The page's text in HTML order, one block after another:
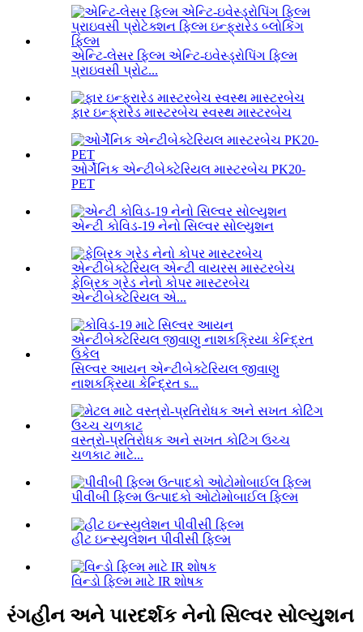
એન્ટિ-લેસર ફિલ્મ એન્ટિ-ઇવેસ્ડ્રોપિંગ ફિલ્મ
પ્રાઇવસી પ્રોટ...
ફાર ઇન્ફ્રારેડ માસ્ટરબેચ સ્વસ્થ માસ્ટરબેચ
ઓર્ગેનિક એન્ટીબેક્ટેરિયલ માસ્ટરબેચ PK20-
PET
એન્ટી કોવિડ-19 નેનો સિલ્વર સોલ્યુશન
ફેબ્રિક ગ્રેડ નેનો કોપર માસ્ટરબેચ
એન્ટીબેક્ટેરિયલ એ...
સિલ્વર આયન એન્ટીબેક્ટેરિયલ જીવાણુ
નાશકક્રિયા કેન્દ્રિત s...
વસ્ત્રો-પ્રતિરોધક અને સખત કોટિંગ ઉચ્ચ
ચળકાટ માટે...
પીવીબી ફિલ્મ ઉત્પાદકો ઓટોમોબાઈલ ફિલ્મ
હીટ ઇન્સ્યુલેશન પીવીસી ફિલ્મ
વિન્ડો ફિલ્મ માટે IR શોષક
રંગહીન અને પારદર્શક નેનો સિલ્વર સોલ્યુશન